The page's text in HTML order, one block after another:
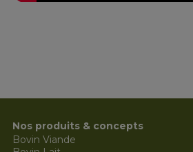
Nos produits & concepts
Bovin Viande